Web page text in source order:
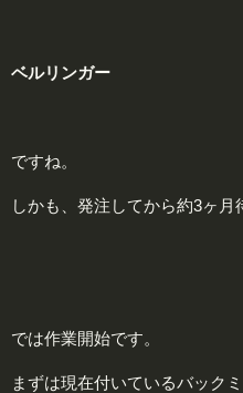
ベルリンガー
ですね。
しかも、発注してから約3ヶ月
では作業開始です。
まずは現在付いているバック